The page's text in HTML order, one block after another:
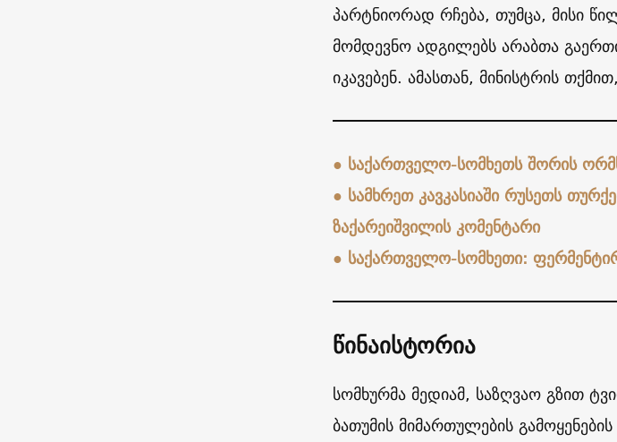
პარტნიორად რჩება, თუმცა, მისი
მომდევნო ადგილებს არაბთა
იკავებენ. ამასთან, მინისტრის
● საქართველო-სომხეთს შორის
● სამხრეთ კავკასიაში რუსეთს
ზაქარეიშვილის კომენტარი
● საქართველო-სომხეთი:
წინაისტორია
სომხურმა მედიამ, საზღვაო გზით
ბათუმის მიმართულების